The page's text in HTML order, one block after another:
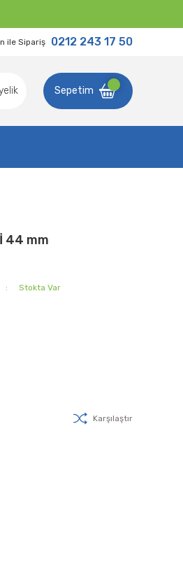
ile Sipariş 0212 243 17 50
Sepetim
44 mm
Stokta Var
Karşılaştır